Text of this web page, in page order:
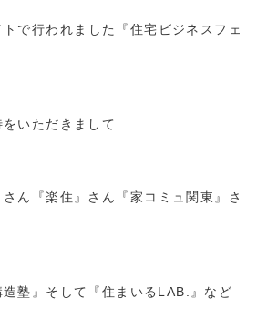
で行われました『住宅ビジネスフェ
いただきまして
さん『楽住 』さん『家コミュ関東 』さ
造塾 』そして『住まいるLAB. 』など